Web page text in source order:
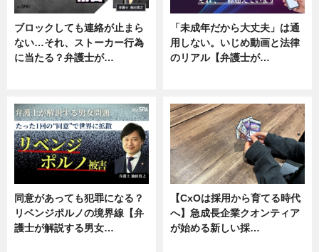
ブロックしても連絡が止まら
ない…それ、ストーカー行為
に当たる？弁護士が…
「未成年だから大丈夫」は通
用しない。いじめ動画と法律
のリアル【弁護士が…
同意があっても犯罪になる？
リベンジポルノの境界線【弁
護士が解説する男女…
【CxOは採用から育てる時代
へ】急成長企業クオンティア
が始める新しい採…